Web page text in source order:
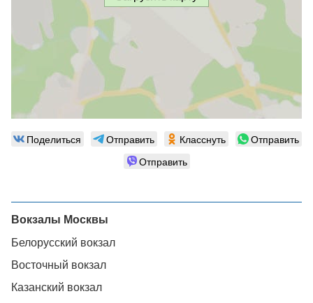
Поделиться Отправить Класснуть
Отправить
Отправить
Вокзалы Москвы
Белорусский вокзал
Восточный вокзал
Казанский вокзал